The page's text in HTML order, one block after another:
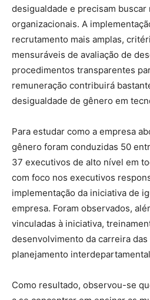
desigualdade e precisam buscar
organizacionais. A
recrutamento mais amplas,
mensuráveis ​​de avaliação de
procedimentos transparentes
remuneração contribuirá
desigualdade de gênero em
Para estudar como a empresa
gênero foram conduzidas 50
37 executivos de alto nível em
com foco nos executivos
implementação da iniciativa de
empresa. Foram observados,
vinculadas à iniciativa,
desenvolvimento da carreira
planejamento
Como resultado, observou-se